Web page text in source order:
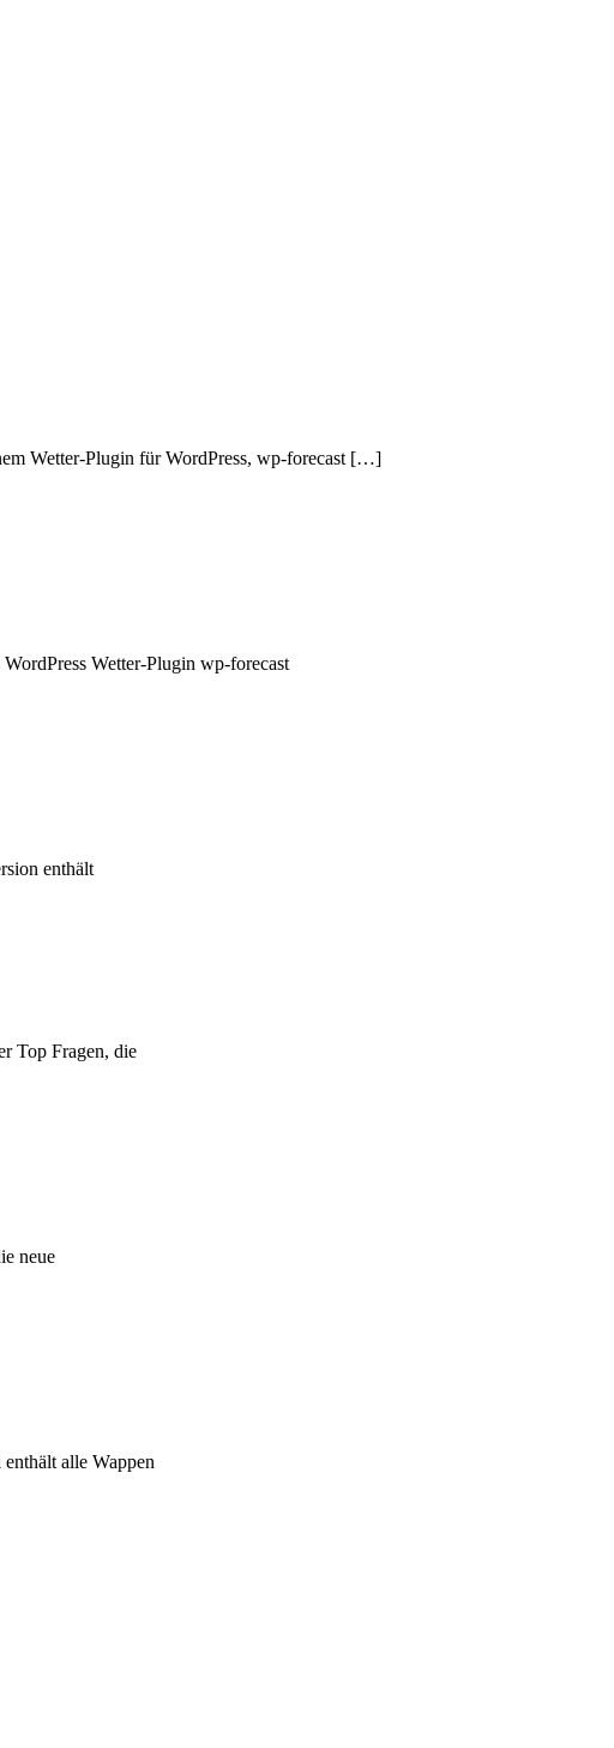
Wetter-Plugin für WordPress, wp-forecast […]
Wetter-Plugin wp-forecast
enthält
Top Fragen, die
neue
alle Wappen